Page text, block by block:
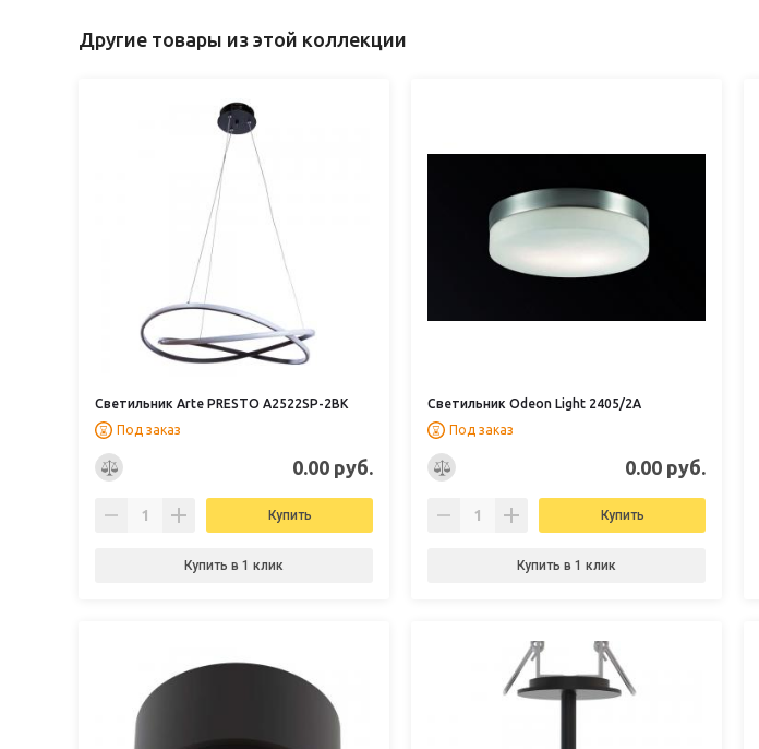
Другие товары из этой коллекции
Светильник Arte PRESTO A2522SP-2BK
Под заказ
0.00 руб.
Купить
Купить в 1 клик
Светильник Odeon Light 2405/2A
Под заказ
0.00 руб.
Купить
Купить в 1 клик